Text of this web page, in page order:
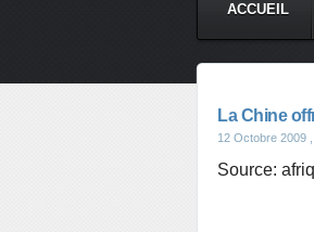
ACCUEIL
La Chine
12 Octobre 2009
Source: